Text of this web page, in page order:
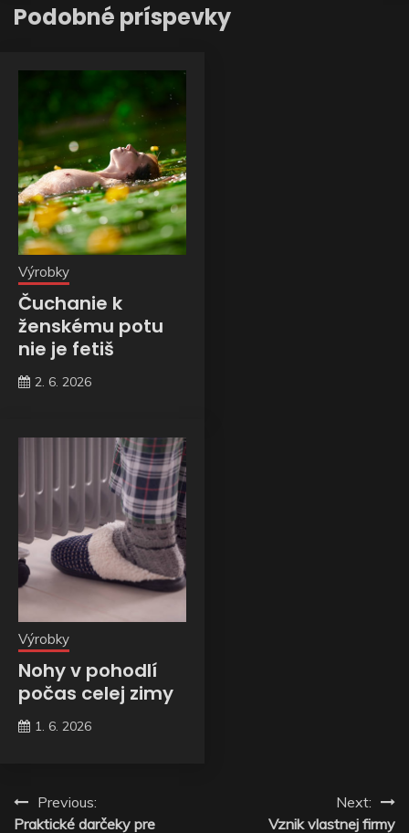
Podobné príspevky
Výrobky
Čuchanie k
ženskému potu
nie je fetiš
2. 6. 2026
Výrobky
Nohy v pohodlí
počas celej zimy
1. 6. 2026
Navigace
Previous:
Praktické darčeky pre
Next:
Vznik vlastnej firmy